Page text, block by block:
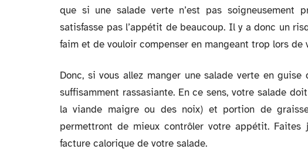
que si une salade verte n’est pas soigneusement
satisfasse pas l’appétit de beaucoup. Il y a donc un
faim et de vouloir compenser en mangeant trop lors de
Donc, si vous allez manger une salade verte en guise
suffisamment rassasiante. En ce sens, votre salade
la viande maigre ou des noix) et portion de
permettront de mieux contrôler votre appétit.
facture calorique de votre salade.